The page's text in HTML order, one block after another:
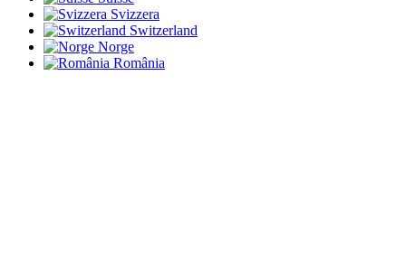
Svizzera
Switzerland
Norge
România